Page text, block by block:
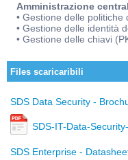
Amministrazione
• Gestione delle politiche
• Gestione delle identità
• Gestione delle chiavi
Files scaricaribili
SDS Data Security -
SDS-IT-Data-
SDS Enterprise -